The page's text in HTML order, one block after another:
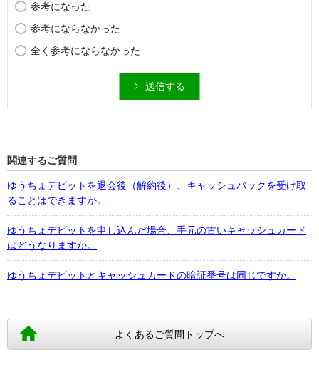
参考になった
参考にならなかった
全く参考にならなかった
送信する
関連するご質問
ゆうちょデビットを退会後（解約後）、キャッシュバックを受け取
ることはできますか。
ゆうちょデビットを申し込んだ場合、手元の古いキャッシュカード
はどうなりますか。
ゆうちょデビットとキャッシュカードの暗証番号は同じですか。
よくあるご質問トップへ